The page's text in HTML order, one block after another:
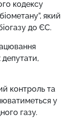
кодексу
який
до ЄС.
контроль та
у
газу.